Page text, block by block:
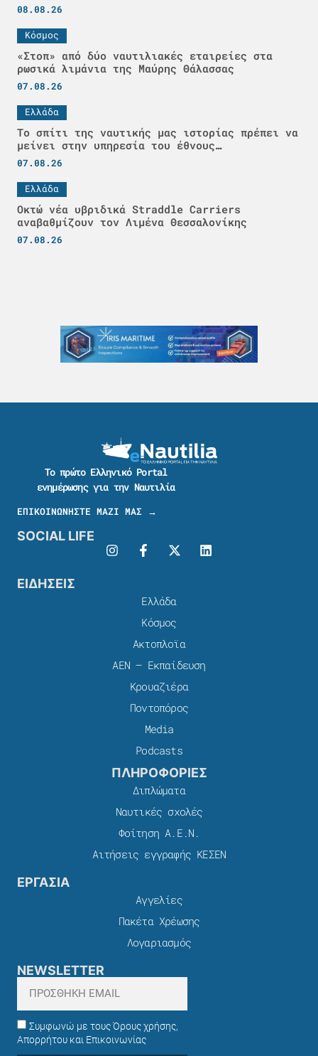
08.08.26
Κόσμος
«Στοπ» από δύο ναυτιλιακές εταιρείες στα
ρωσικά λιμάνια της Μαύρης Θάλασσας
07.08.26
Ελλάδα
Το σπίτι της ναυτικής μας ιστορίας πρέπει να
μείνει στην υπηρεσία του έθνους…
07.08.26
Ελλάδα
Οκτώ νέα υβριδικά Straddle Carriers
αναβαθμίζουν τον Λιμένα Θεσσαλονίκης
07.08.26
Το πρώτο Ελληνικό Portal
ενημέρωσης για την Ναυτιλία
ΕΠΙΚΟΙΝΩΝΗΣΤΕ ΜΑΖΙ ΜΑΣ →
SOCIAL LIFE
ΕΙΔΗΣΕΙΣ
Ελλάδα
Κόσμος
Ακτοπλοϊα
ΑΕΝ – Εκπαίδευση
Κρουαζιέρα
Ποντοπόρος
Media
Podcasts
ΠΛΗΡΟΦΟΡΙΕΣ
Διπλώματα
Ναυτικές σχολές
Φοίτηση Α.Ε.Ν.
Αιτήσεις εγγραφής ΚΕΣΕΝ
ΕΡΓΑΣΙΑ
Αγγελίες
Πακέτα Χρέωσης​
Λογαριασμός
NEWSLETTER
Συμφωνώ με τους Όρους χρήσης,
Απορρήτου και Επικοινωνίας